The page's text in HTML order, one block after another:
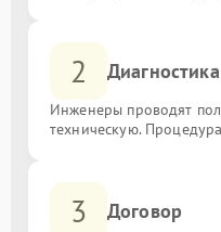
2 Диагностика
Инженеры проводят
техническую.
3 Договор